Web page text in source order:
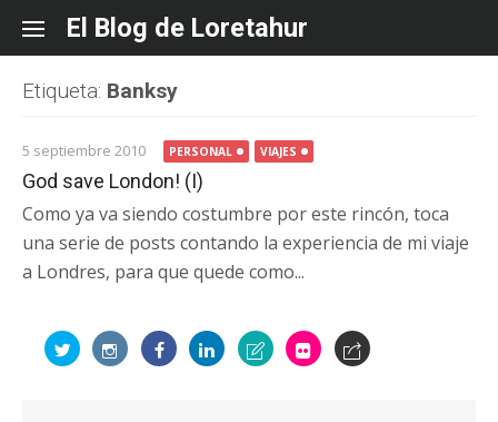
content
El Blog de Loretahur
Etiqueta: Banksy
5 septiembre 2010 PERSONAL VIAJES
God save London! (I)
Como ya va siendo costumbre por este rincón, toca
una serie de posts contando la experiencia de mi viaje
a Londres, para que quede como...